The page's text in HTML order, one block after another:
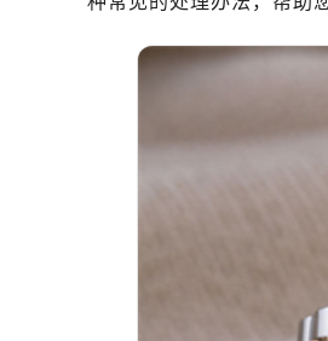
嘉兴市南
南昌市红谷
广州市天
深圳市罗
惠州市惠
厦门市思
福州市鼓
成都市锦